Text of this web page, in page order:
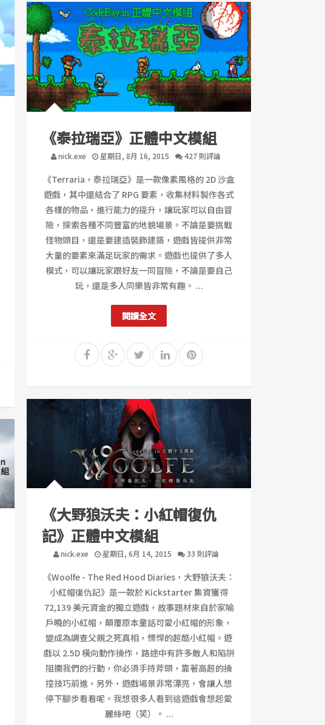
《泰拉瑞亞》正體中文模組
nick.exe 星期日, 8月 16, 2015 427 則評論
《Terraria，泰拉瑞亞》是一款像素風格的 2D 沙盒
遊戲，其中還結合了 RPG 要素，收集材料製作各式
各樣的物品，進行能力的提升，讓玩家可以自由冒
險，探索各種不同豐富的地貌場景。不論是要挑戰
怪物頭目，還是要建造裝飾建築，遊戲皆提供非常
大量的要素來滿足玩家的需求。遊戲也提供了多人
模式，可以讓玩家跟好友一同冒險，不論是要自己
玩，還是多人同樂皆非常有趣。 ...
閱讀全文
《大野狼沃夫：小紅帽復仇
記》正體中文模組
nick.exe 星期日, 6月 14, 2015 33 則評論
《Woolfe - The Red Hood Diaries，大野狼沃夫：
小紅帽復仇記》是一款於 Kickstarter 集資獲得
72,139 美元資金的獨立遊戲，故事題材來自於家喻
戶曉的小紅帽，顛覆原本童話可愛小紅帽的形象，
變成為調查父親之死真相，慓悍的超酷小紅帽。遊
戲以 2.5D 橫向動作操作，路途中有許多敵人和陷阱
阻攔我們的行動，你必須手持斧頭，靠著高超的操
控技巧前進，另外，遊戲場景非常漂亮，會讓人想
停下腳步看看呢。我想很多人看到這遊戲會想起愛
麗絲吧（笑）。 ...